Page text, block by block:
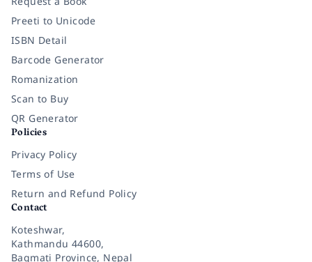
Preeti to Unicode
ISBN Detail
Barcode Generator
Romanization
Scan to Buy
QR Generator
Policies
Privacy Policy
Terms of Use
Return and Refund Policy
Contact
Koteshwar,
Kathmandu 44600,
Bagmati Province, Nepal